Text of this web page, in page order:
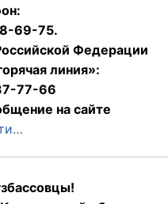
69-75.
Федерации
линия»:
77-66
на сайте